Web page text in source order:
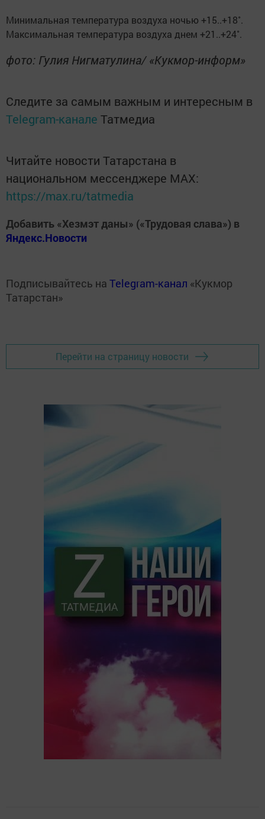
Минимальная температура воздуха ночью +15..+18˚.
Максимальная температура воздуха днем +21..+24˚.
фото: Гулия Нигматулина/ «Кукмор-информ»
Следите за самым важным и интересным в
Telegram-канале Татмедиа
Читайте новости Татарстана в
национальном мессенджере MАХ:
https://max.ru/tatmedia
Добавить «Хезмэт даны» («Трудовая слава») в
Яндекс.Новости
Подписывайтесь на Telegram-канал «Кукмор
Татарстан»
Перейти на страницу новости